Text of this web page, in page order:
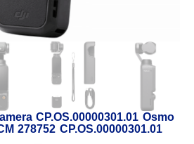
CP.OS.00000301.01 Osmo
278752 CP.OS.00000301.01